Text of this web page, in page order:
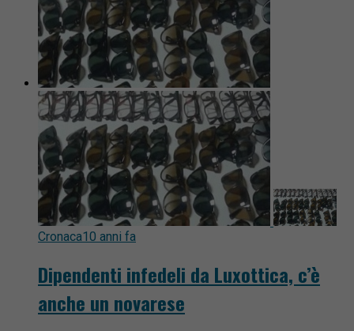
Cronaca10 anni fa
Dipendenti infedeli da Luxottica, c’è
anche un novarese